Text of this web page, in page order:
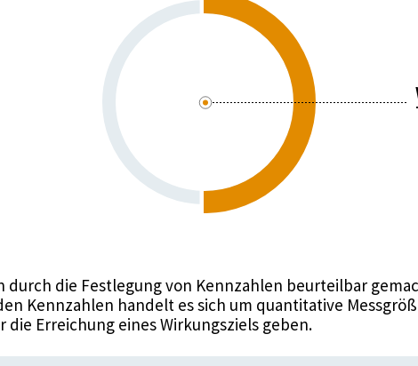
durch die Festlegung von Kennzahlen beurteilbar
Kennzahlen handelt es sich um quantitative
Erreichung eines Wirkungsziels geben.